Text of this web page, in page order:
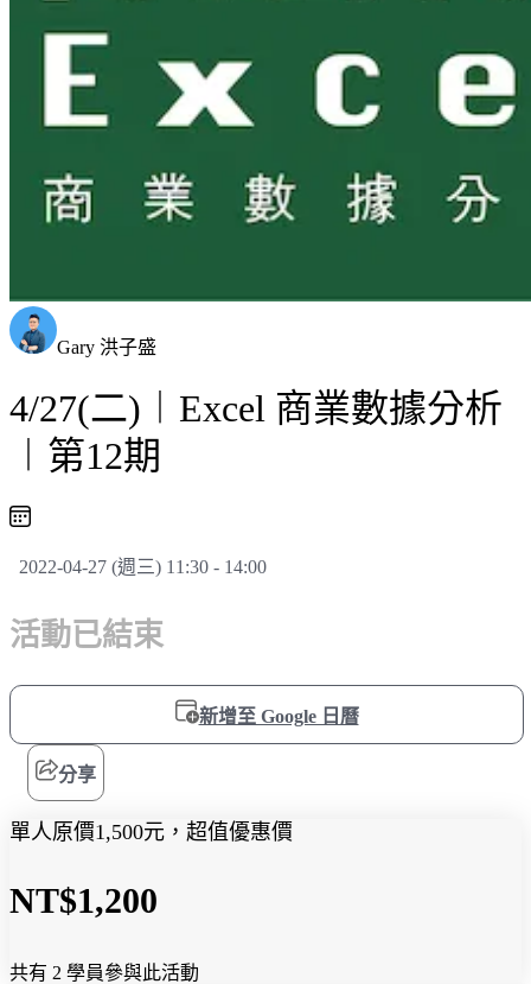
Gary 洪子盛
4/27(二)︱Excel 商業數據分析
︱第12期
2022-04-27 (週三) 11:30 - 14:00
活動已結束
新增至 Google 日曆
分享
單人原價1,500元，超值優惠價
NT$1,200
共有 2 學員參與此活動